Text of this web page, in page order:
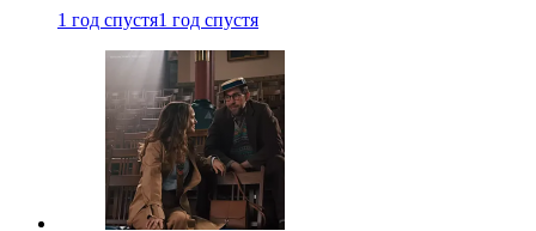
1 год спустя1 год спустя